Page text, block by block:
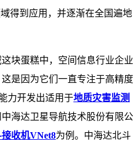
得到应用，并逐渐在全国遍地
块蛋糕中，空间信息行业企业
是因为它们一直专注于高精度
力开发出适用于地质灾害监测
海达卫星导航技术股份有限公
收机VNet8为例。中海达北斗